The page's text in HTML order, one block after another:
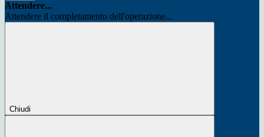
Attendere...
Attendere il completamento dell'operazione...
Chiudi